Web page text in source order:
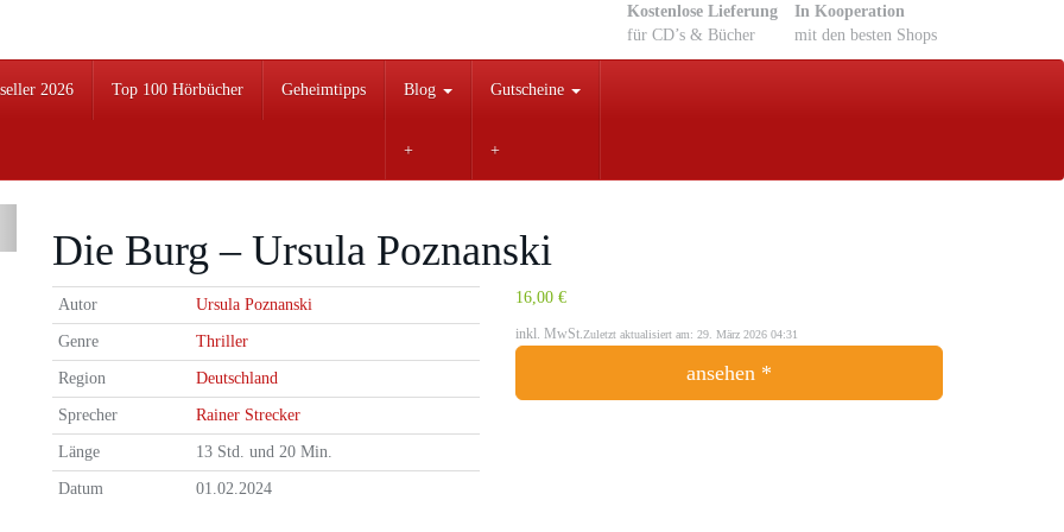
Kostenlose Lieferung
für CD’s & Bücher
In Kooperation
mit den besten Shops
2026 Top 100 Hörbücher Geheimtipps Blog Gutscheine
Die Burg – Ursula Poznanski
16,00 €
inkl. MwSt.Zuletzt aktualisiert am: 29. März 2026 04:31
ansehen *
Autor Ursula Poznanski
Genre Thriller
Region Deutschland
Sprecher Rainer Strecker
Länge 13 Std. und 20 Min.
Datum 01.02.2024